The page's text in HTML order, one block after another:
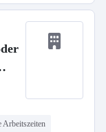
Arbeitszeiten